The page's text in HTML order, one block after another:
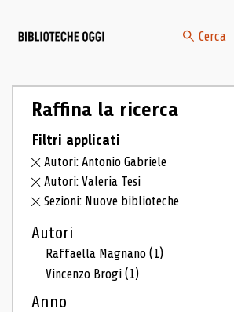
Cerca
Raffina la ricerca
Filtri applicati
Autori: Antonio Gabriele
Autori: Valeria Tesi
Sezioni: Nuove biblioteche
Autori
Raffaella Magnano(1)
Vincenzo Brogi(1)
Anno